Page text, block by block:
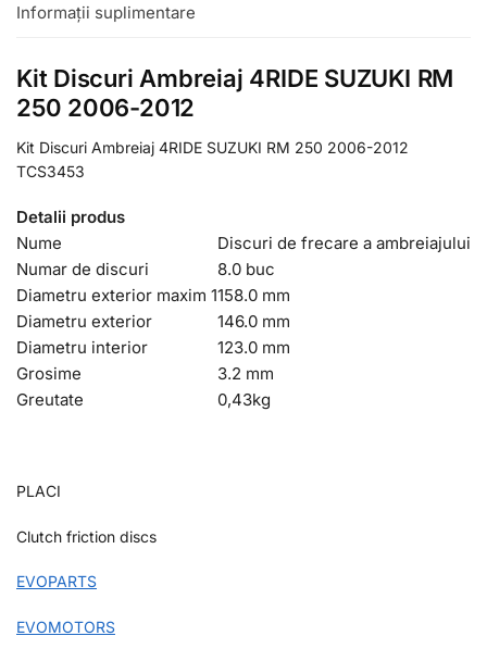
Informații suplimentare
Kit Discuri Ambreiaj 4RIDE SUZUKI RM
250 2006-2012
Kit Discuri Ambreiaj 4RIDE SUZUKI RM 250 2006-2012
TCS3453
Detalii produs
Nume
Discuri de frecare a ambreiajului
Numar de discuri
8.0 buc
Diametru exterior maxim 1158.0 mm
Diametru exterior
146.0 mm
Diametru interior
123.0 mm
Grosime
3.2 mm
Greutate
0,43kg
PLACI
Clutch friction discs
EVOPARTS
EVOMOTORS